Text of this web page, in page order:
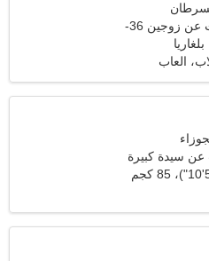
امرأة تبحث عن زوجين 36-
العاب
سيدة كبيرة
176 سم (5'10")، 85 كجم